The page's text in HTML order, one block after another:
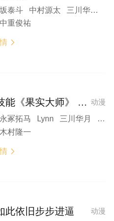
坂泰斗 中村源太 三川华月 上田丽奈 平川大辅 东地宏树 银河万丈 古川慎
中重俊祐

动漫
》 ～关于能无限食用技能果实（吃了就会死）这件事
永冢拓马 Lynn 三川华月 集贝花 关根明良
木村隆一

动漫
此依旧步步进逼